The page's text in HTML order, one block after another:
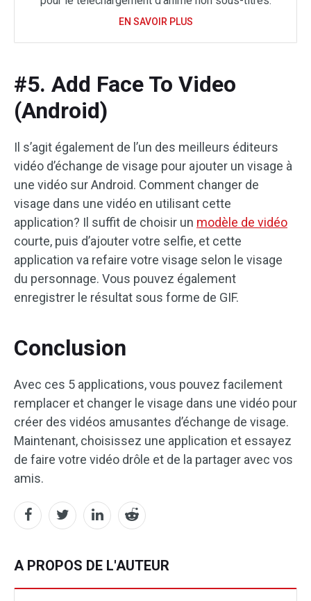
EN SAVOIR PLUS
#5. Add Face To Video
(Android)
Il s’agit également de l’un des meilleurs éditeurs
vidéo d’échange de visage pour ajouter un visage à
une vidéo sur Android. Comment changer de
visage dans une vidéo en utilisant cette
application? Il suffit de choisir un modèle de vidéo
courte, puis d’ajouter votre selfie, et cette
application va refaire votre visage selon le visage
du personnage. Vous pouvez également
enregistrer le résultat sous forme de GIF.
Conclusion
Avec ces 5 applications, vous pouvez facilement
remplacer et changer le visage dans une vidéo pour
créer des vidéos amusantes d’échange de visage.
Maintenant, choisissez une application et essayez
de faire votre vidéo drôle et de la partager avec vos
amis.
A PROPOS DE L'AUTEUR